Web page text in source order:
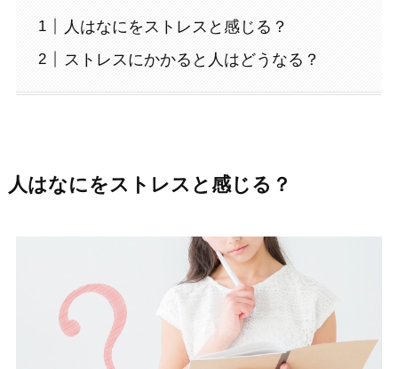
人はなにをストレスと感じる？
ストレスにかかると人はどうなる？
人はなにをストレスと感じる？